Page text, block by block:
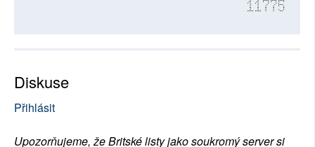
11775
Diskuse
Přihlásit
Upozorňujeme, že Britské listy jako soukromý server si